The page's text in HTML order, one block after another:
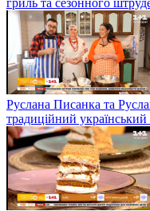
Руслана Писанка та
традиційний